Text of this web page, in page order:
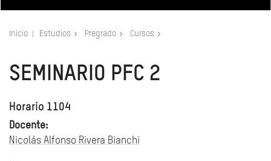
Inicio Estudios Pregrado Cursos
SEMINARIO PFC 2
Horario 1104
Docente:
Nicolás Alfonso Rivera Bianchi